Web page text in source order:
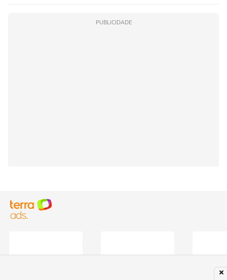
PUBLICIDADE